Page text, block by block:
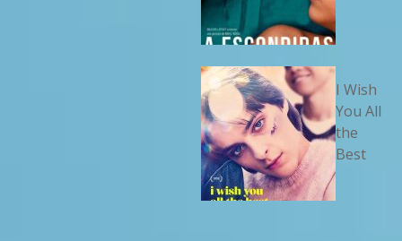
I Wish
You All
the
Best